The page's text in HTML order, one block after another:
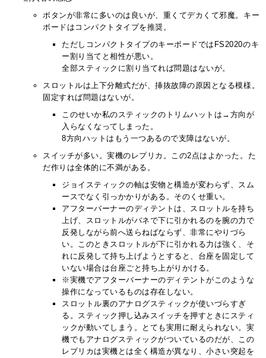
ボタンが非常に多いのは良いが、重くてデカくて邪魔。キー
ボードはコンパクトタイプを推奨。
ただしコンパクトタイプのキーボードではFS2020のキ
ー割り当てと相性が悪い。
全部スティックに割り当てれば問題はないが。
スロットルは上下分離式だが、挿抜故障の原因となる模様。
固定すれば問題はないが。
このせいか私のスティックのトリムハットは→方向が
入らなくなってしまった。
8方向ハットはもう一つあるので支障はないが。
スイッチが多い。実機のレプリカ。この2点はよかった。た
だ作りは全体的に不満がある。
ジョイスティックの軸は安物と構造が変わらず、スム
ースでなく引っかかりがある。そのくせ重い。
アフターバーナーのディテントは、スロットルを持ち
上げ、スロットルがバネで下に引かれるのを腕の力で
反発しながら前へ送らねばならず、非常にやりづら
い。このときスロットルが下に引かれる力は強く、そ
れに反発して持ち上げようとすると、台座を固定して
いない場合は台座ごと持ち上がりかける。
※実機でアフターバーナーのディテントがこのような
操作になっているものは存在しない。
スロットル裏のアナログスティックが使いづらすぎ
る。スティック押し込みスイッチを押すときにスティ
ックが動いてしまう。とても実用に耐えられない。実
機でもアナログスティックがついているのだが、この
レプリカは実機とは全く構造が異なり、小さい突起を